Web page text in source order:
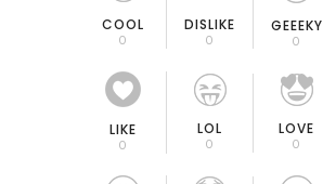
COOL
0
DISLIKE
0
GEEEKY
0
LIKE
0
LOL
0
LOVE
0